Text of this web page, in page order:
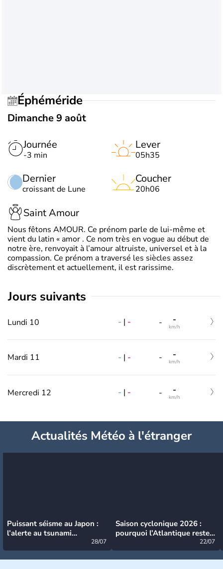
Éphéméride
Dimanche 9 août
Journée
-3 min
Dernier
croissant de Lune
Lever
05h35
Coucher
20h06
Saint Amour
Nous fêtons AMOUR. Ce prénom parle de lui-même et
vient du latin « amor . Ce nom très en vogue au début de
notre ère, renvoyait à l’amour altruiste, universel et à la
compassion. Ce prénom a traversé les siècles assez
discrètement et actuellement, il est rarissime.
jours suivants
Lundi 10 - | - - -
km/h
Mardi 11 - | - - -
km/h
Mercredi 12 - | - - -
km/h
Actualités Météo à l'étranger
Puissant séisme au Japon :
l’alerte au tsunami
28/07
Saison cyclonique 2026 :
pourquoi l’Atlantique reste
22/07